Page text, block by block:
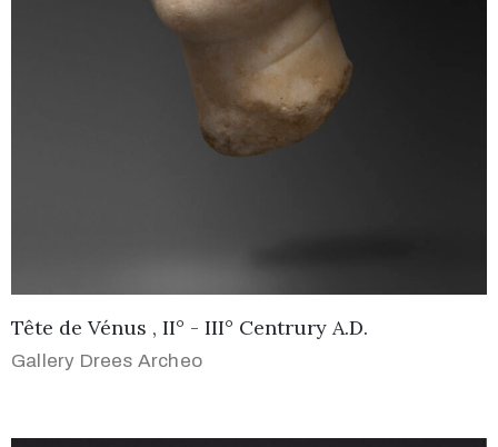
Tête de Vénus , II° - III° Centrury A.D.
Gallery Drees Archeo